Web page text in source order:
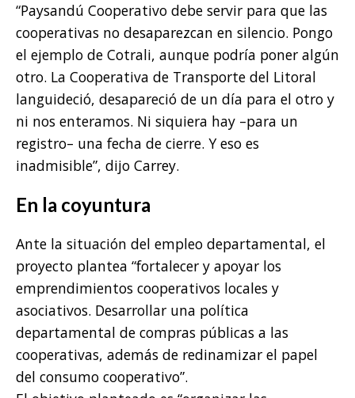
“Paysandú Cooperativo debe servir para que las
cooperativas no desaparezcan en silencio. Pongo
el ejemplo de Cotrali, aunque podría poner algún
otro. La Cooperativa de Transporte del Litoral
languideció, desapareció de un día para el otro y
ni nos enteramos. Ni siquiera hay –para un
registro– una fecha de cierre. Y eso es
inadmisible”, dijo Carrey.
En la coyuntura
Ante la situación del empleo departamental, el
proyecto plantea “fortalecer y apoyar los
emprendimientos cooperativos locales y
asociativos. Desarrollar una política
departamental de compras públicas a las
cooperativas, además de redinamizar el papel
del consumo cooperativo”.